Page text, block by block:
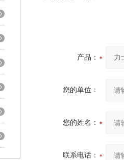
产品：
您的单位：
您的姓名：
联系电话：